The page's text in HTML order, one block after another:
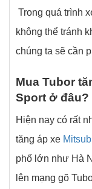
Trong quá trình
không thể tránh
chúng ta sẽ cần
Mua Tubor
Sport ở đâu?
Hiện nay có rất
tăng áp xe
phố lớn như Hà
lên mạng gõ